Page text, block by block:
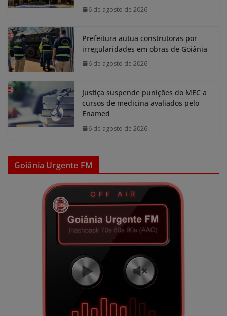
6 de agosto de 2026
Prefeitura autua construtoras por
irregularidades em obras de Goiânia
6 de agosto de 2026
Justiça suspende punições do MEC a
cursos de medicina avaliados pelo
Enamed
6 de agosto de 2026
Goiânia Urgente FM